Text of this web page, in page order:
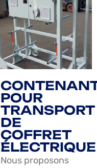
POUR
TRANSPORT
DE
COFFRET
ÉLECTRIQUE
Nous proposons